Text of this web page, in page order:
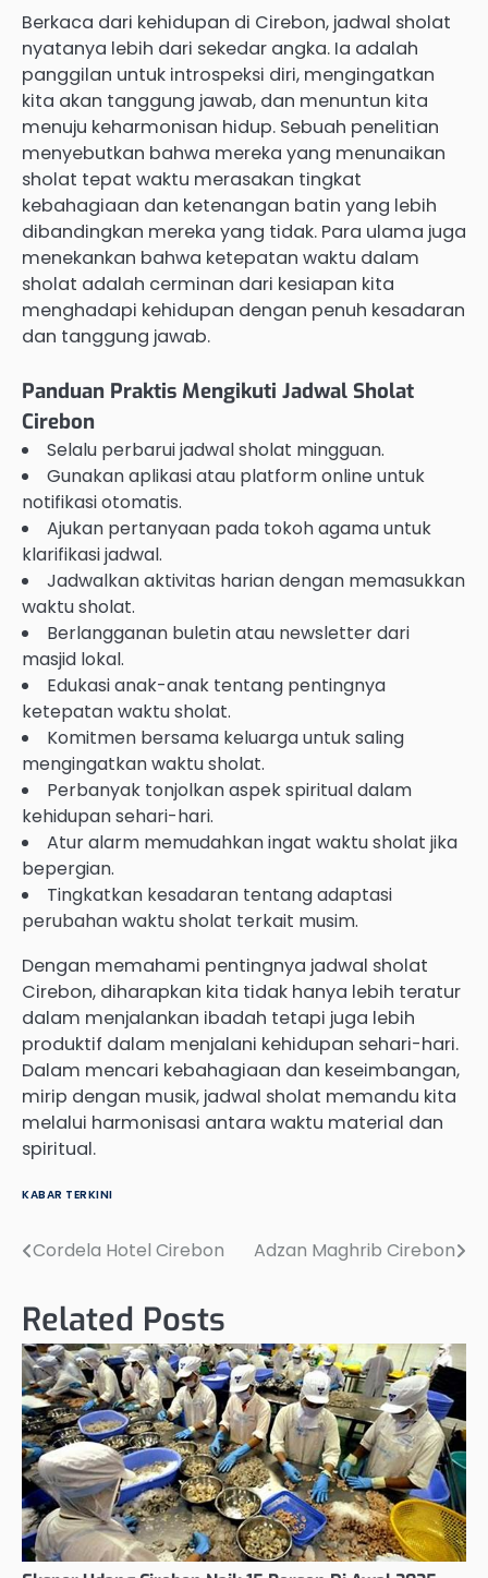
Berkaca dari kehidupan di Cirebon, jadwal sholat
nyatanya lebih dari sekedar angka. Ia adalah
panggilan untuk introspeksi diri, mengingatkan
kita akan tanggung jawab, dan menuntun kita
menuju keharmonisan hidup. Sebuah penelitian
menyebutkan bahwa mereka yang menunaikan
sholat tepat waktu merasakan tingkat
kebahagiaan dan ketenangan batin yang lebih
dibandingkan mereka yang tidak. Para ulama juga
menekankan bahwa ketepatan waktu dalam
sholat adalah cerminan dari kesiapan kita
menghadapi kehidupan dengan penuh kesadaran
dan tanggung jawab.
Panduan Praktis Mengikuti Jadwal Sholat
Cirebon
Selalu perbarui jadwal sholat mingguan.
Gunakan aplikasi atau platform online untuk
notifikasi otomatis.
Ajukan pertanyaan pada tokoh agama untuk
klarifikasi jadwal.
Jadwalkan aktivitas harian dengan memasukkan
waktu sholat.
Berlangganan buletin atau newsletter dari
masjid lokal.
Edukasi anak-anak tentang pentingnya
ketepatan waktu sholat.
Komitmen bersama keluarga untuk saling
mengingatkan waktu sholat.
Perbanyak tonjolkan aspek spiritual dalam
kehidupan sehari-hari.
Atur alarm memudahkan ingat waktu sholat jika
bepergian.
Tingkatkan kesadaran tentang adaptasi
perubahan waktu sholat terkait musim.
Dengan memahami pentingnya jadwal sholat
Cirebon, diharapkan kita tidak hanya lebih teratur
dalam menjalankan ibadah tetapi juga lebih
produktif dalam menjalani kehidupan sehari-hari.
Dalam mencari kebahagiaan dan keseimbangan,
mirip dengan musik, jadwal sholat memandu kita
melalui harmonisasi antara waktu material dan
spiritual.
KABAR TERKINI
Post
Cordela Hotel Cirebon Adzan Maghrib Cirebon
Related Posts